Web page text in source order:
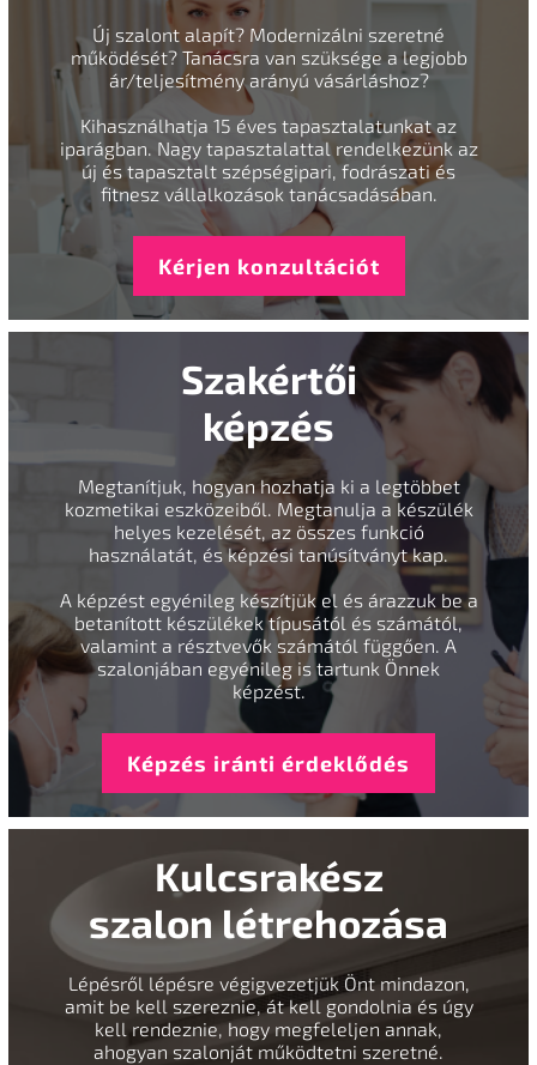
Új szalont alapít? Modernizálni szeretné
működését? Tanácsra van szüksége a legjobb
ár/teljesítmény arányú vásárláshoz?
Kihasználhatja 15 éves tapasztalatunkat az
iparágban. Nagy tapasztalattal rendelkezünk az
új és tapasztalt szépségipari, fodrászati és
fitnesz vállalkozások tanácsadásában.
Kérjen konzultációt
Szakértői
képzés
Megtanítjuk, hogyan hozhatja ki a legtöbbet
kozmetikai eszközeiből. Megtanulja a készülék
helyes kezelését, az összes funkció
használatát, és képzési tanúsítványt kap.
A képzést egyénileg készítjük el és árazzuk be a
betanított készülékek típusától és számától,
valamint a résztvevők számától függően. A
szalonjában egyénileg is tartunk Önnek
képzést.
Képzés iránti érdeklődés
Kulcsrakész
szalon létrehozása
Lépésről lépésre végigvezetjük Önt mindazon,
amit be kell szereznie, át kell gondolnia és úgy
kell rendeznie, hogy megfeleljen annak,
ahogyan szalonját működtetni szeretné.